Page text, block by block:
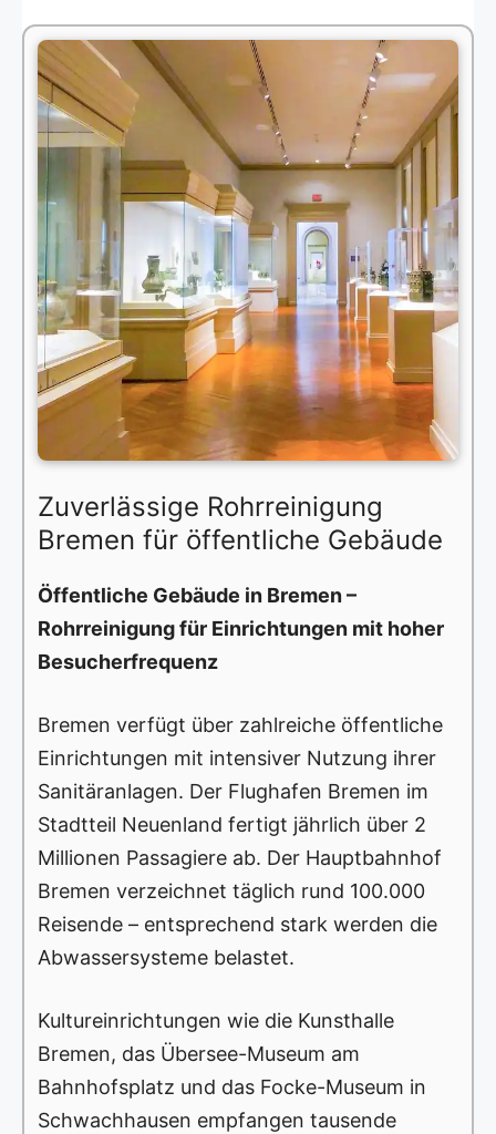
Zuverlässige Rohrreinigung
Bremen für öffentliche Gebäude
Öffentliche Gebäude in Bremen –
Rohrreinigung für Einrichtungen mit hoher
Besucherfrequenz
Bremen verfügt über zahlreiche öffentliche
Einrichtungen mit intensiver Nutzung ihrer
Sanitäranlagen. Der Flughafen Bremen im
Stadtteil Neuenland fertigt jährlich über 2
Millionen Passagiere ab. Der Hauptbahnhof
Bremen verzeichnet täglich rund 100.000
Reisende – entsprechend stark werden die
Abwassersysteme belastet.
Kultureinrichtungen wie die Kunsthalle
Bremen, das Übersee-Museum am
Bahnhofsplatz und das Focke-Museum in
Schwachhausen empfangen tausende